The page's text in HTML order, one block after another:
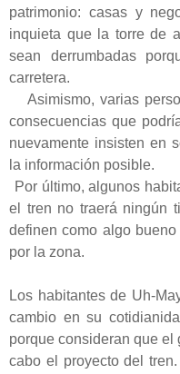
patrimonio: casas y
inquieta que la torre de
sean derrumbadas
carretera.
Asimismo, varias
consecuencias que
nuevamente insisten en
la información posible.
Por último, algunos
el tren no traerá ningún
definen como algo
por la zona.
Los habitantes de Uh-
cambio en su
porque consideran que
cabo el proyecto del